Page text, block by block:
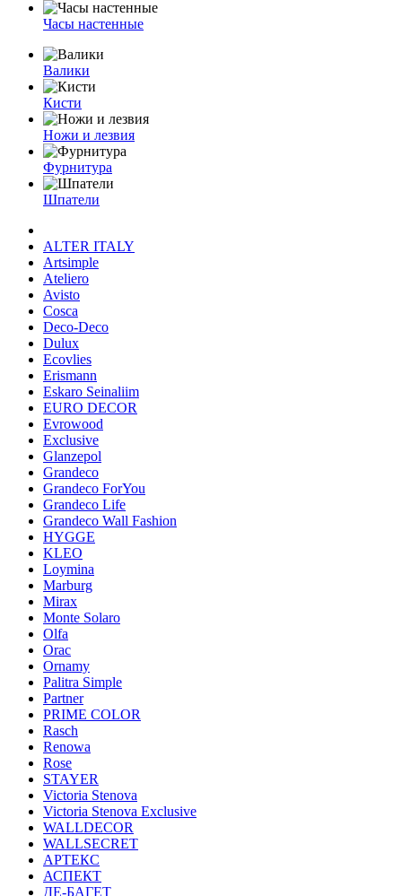
Часы настенные
Валики
Кисти
Ножи и лезвия
Фурнитура
Шпатели
ALTER ITALY
Artsimple
Ateliero
Avisto
Cosca
Deco-Deco
Dulux
Ecovlies
Erismann
Eskaro Seinaliim
EURO DECOR
Evrowood
Exclusive
Glanzepol
Grandeco
Grandeco ForYou
Grandeco Life
Grandeco Wall Fashion
HYGGE
KLEO
Loymina
Marburg
Mirax
Monte Solaro
Olfa
Orac
Ornamy
Palitra Simple
Partner
PRIME COLOR
Rasch
Renowa
Rose
STAYER
Victoria Stenova
Victoria Stenova Exclusive
WALLDECOR
WALLSECRET
АРТЕКС
АСПЕКТ
ДЕ-БАГЕТ